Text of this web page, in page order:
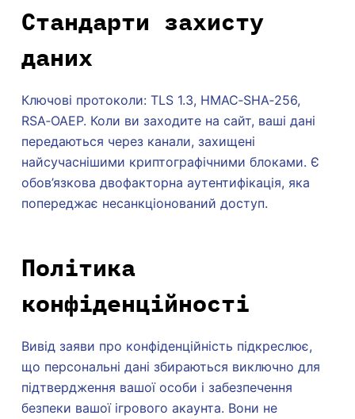
Стандарти захисту
даних
Ключові протоколи: TLS 1.3, HMAC‑SHA‑256,
RSA‑OAEP. Коли ви заходите на сайт, ваші дані
передаються через канали, захищені
найсучаснішими криптографічними блоками. Є
обов’язкова двофакторна аутентифікація, яка
попереджає несанкціонований доступ.
Політика
конфіденційності
Вивід заяви про конфіденційність підкреслює,
що персональні дані збираються виключно для
підтвердження вашої особи і забезпечення
безпеки вашої ігрового акаунта. Вони не